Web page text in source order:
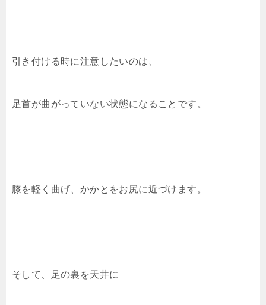
引き付ける時に注意したいのは、
足首が曲がっていない状態になることです。
膝を軽く曲げ、かかとをお尻に近づけます。
そして、足の裏を天井に